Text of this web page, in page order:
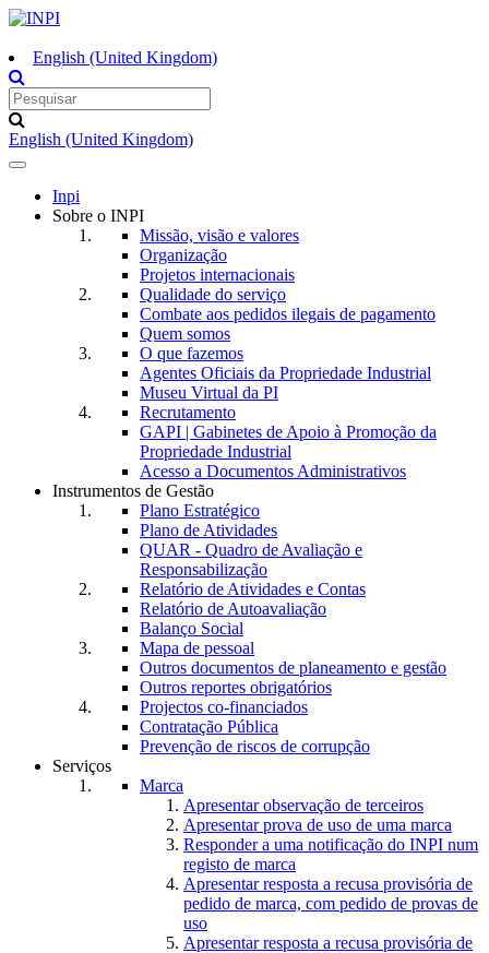
English (United Kingdom)
English (United Kingdom)
Toggle
navigation
Inpi
Sobre o INPI
Missão, visão e valores
Organização
Projetos internacionais
Qualidade do serviço
Combate aos pedidos ilegais de pagamento
Quem somos
O que fazemos
Agentes Oficiais da Propriedade Industrial
Museu Virtual da PI
Recrutamento
GAPI | Gabinetes de Apoio à Promoção da
Propriedade Industrial
Acesso a Documentos Administrativos
Instrumentos de Gestão
Plano Estratégico
Plano de Atividades
QUAR - Quadro de Avaliação e
Responsabilização
Relatório de Atividades e Contas
Relatório de Autoavaliação
Balanço Social
Mapa de pessoal
Outros documentos de planeamento e gestão
Outros reportes obrigatórios
Projectos co-financiados
Contratação Pública
Prevenção de riscos de corrupção
Serviços
Marca
Apresentar observação de terceiros
Apresentar prova de uso de uma marca
Responder a uma notificação do INPI num
registo de marca
Apresentar resposta a recusa provisória de
pedido de marca, com pedido de provas de
uso
Apresentar resposta a recusa provisória de